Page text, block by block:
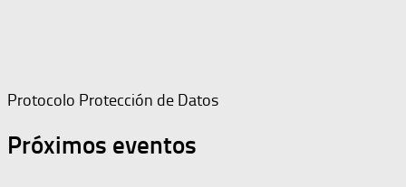
Protocolo Protección de Datos
Próximos eventos